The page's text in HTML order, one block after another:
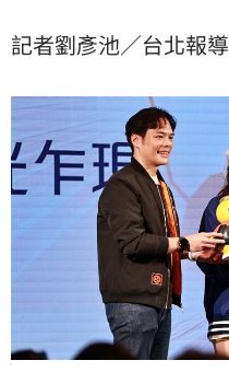
記者劉彥池／台北報導